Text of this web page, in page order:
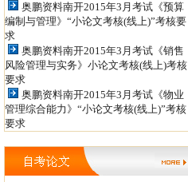
奥鹏资料南开2015年3月考试《预算
编制与管理》“小论文考核(线上)”考核要
求
奥鹏资料南开2015年3月考试《销售
风险管理与实务》小论文考核(线上)考核
要求
奥鹏资料南开2015年3月考试《物业
管理综合能力》“小论文考核(线上)”考核
要求